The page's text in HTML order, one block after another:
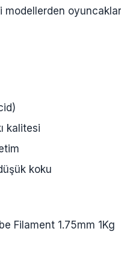
modellerden
kalitesi
koku
Filament 1.75mm 1Kg